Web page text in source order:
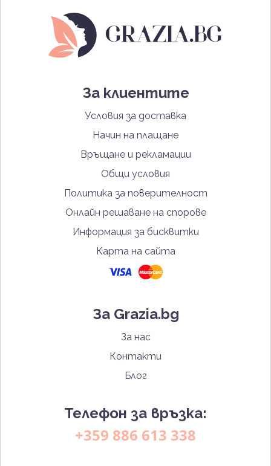
За клиентите
Условия за доставка
Начин на плащане
Връщане и рекламации
Общи условия
Политика за поверителност
Онлайн решаване на спорове
Информация за бисквитки
Карта на сайта
За Grazia.bg
За нас
Контакти
Блог
Телефон за връзка:
+359 886 613 338